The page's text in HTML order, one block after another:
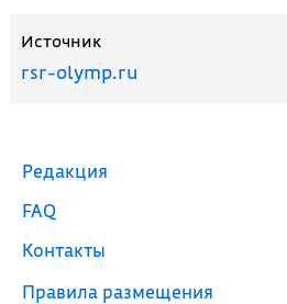
Источник
rsr-olymp.ru
Редакция
FAQ
Контакты
Правила размещения